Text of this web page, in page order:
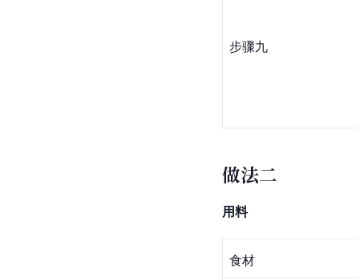
步骤九
做法二
用料
食材